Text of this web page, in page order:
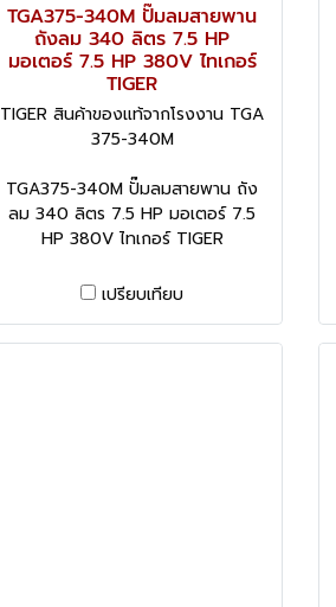
TGA375-340M ปั๊มลมสายพาน
ถังลม 340 ลิตร 7.5 HP
มอเตอร์ 7.5 HP 380V ไทเกอร์
TIGER
TIGER สินค้าของแท้จากโรงงาน TGA
375-340M
TGA375-340M ปั๊มลมสายพาน ถัง
ลม 340 ลิตร 7.5 HP มอเตอร์ 7.5
HP 380V ไทเกอร์ TIGER
เปรียบเทียบ